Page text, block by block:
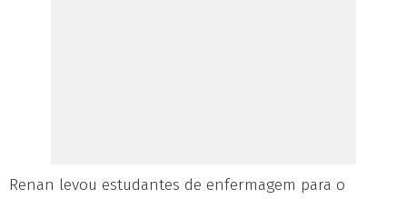
Renan levou estudantes de enfermagem para o